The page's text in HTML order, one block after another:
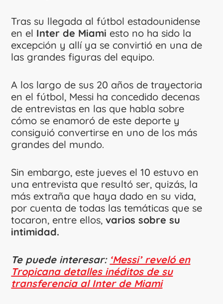
Tras su llegada al fútbol estadounidense
en el Inter de Miami esto no ha sido la
excepción y allí ya se convirtió en una de
las grandes figuras del equipo.
A los largo de sus 20 años de trayectoria
en el fútbol, Messi ha concedido decenas
de entrevistas en las que habla sobre
cómo se enamoró de este deporte y
consiguió convertirse en uno de los más
grandes del mundo.
Sin embargo, este jueves el 10 estuvo en
una entrevista que resultó ser, quizás, la
más extraña que haya dado en su vida,
por cuenta de todas las temáticas que se
tocaron, entre ellos,varios sobre su
intimidad.
Te puede interesar: ‘Messi’ reveló en
Tropicana detalles inéditos de su
transferencia al Inter de Miami